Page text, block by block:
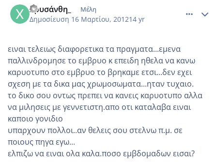
Χρυσάνθη_ Μέλη
Δημοσίευση 16 Μαρτίου, 201214 yr
ειναι τελειως διαφορετικα τα πραγματα...εμενα
παλλινδρομησε το εμβρυο κ επειδη ηθελα να κανω
καρυοτυπο στο εμβρυο το βρηκαμε ετσι...δεν εχει
σχεση με τα δικα μας χρωμοσωματα...ηταν τυχαιο.
το δικο σου οντως πρεπει να κανεις καρυοτυπο αλλα
να μιλησεις με γεννετιστη.απο οτι καταλαβα ειναι
καποιο γονιδιο
υπαρχουν πολλοι..αν θελεις σου στελνω π.μ. σε
ποιους πηγα εγω...
ελπιζω να ειναι ολα καλα.ποσο εμβδομαδων εισαι?